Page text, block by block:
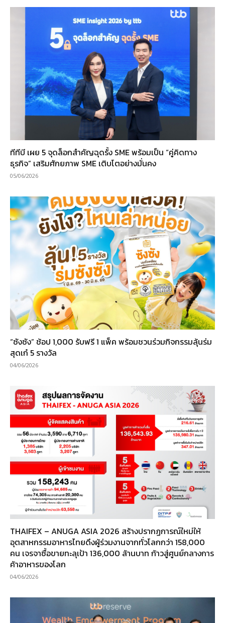
ทีทีบี เผย 5 จุดล็อกสำคัญฉุดรั้ง SME พร้อมเป็น “คู่คิดทาง
ธุรกิจ” เสริมศักยภาพ SME เติบโตอย่างมั่นคง
05/06/2026
“ซังซัง” ช้อป 1,000 รับฟรี 1 แพ็ค พร้อมชวนร่วมกิจกรรมลุ้นร่ม
สุดเก๋ 5 รางวัล
04/06/2026
THAIFEX – ANUGA ASIA 2026 สร้างปรากฏการณ์ใหม่ให้
อุตสาหกรรมอาหารไทยดึงผู้ร่วมงานจากทั่วโลกกว่า 158,000
คน เจรจาซื้อขายทะลุเป้า 136,000 ล้านบาท ก้าวสู่ศูนย์กลางการ
ค้าอาหารของโลก
04/06/2026